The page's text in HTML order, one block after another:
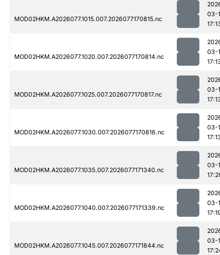
MOD02HKM.A2026077.1015.007.2026077170815.nc
03-
MOD02HKM.A2026077.1020.007.2026077170814.nc
03-
MOD02HKM.A2026077.1025.007.2026077170817.nc
03-
MOD02HKM.A2026077.1030.007.2026077170816.nc
03-
MOD02HKM.A2026077.1035.007.2026077171340.nc
03-
MOD02HKM.A2026077.1040.007.2026077171339.nc
03-
MOD02HKM.A2026077.1045.007.2026077171844.nc
03-